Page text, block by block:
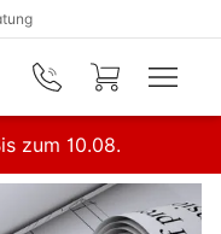
zum 10.08.